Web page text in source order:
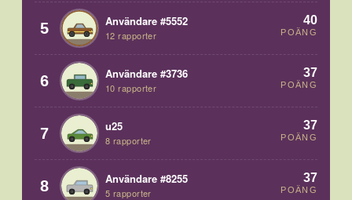
5 Användare #5552
12 rapporter
40
POÄNG
6 Användare #3736
10 rapporter
37
POÄNG
7 u25
8 rapporter
37
POÄNG
8 Användare #8255
5 rapporter
37
POÄNG